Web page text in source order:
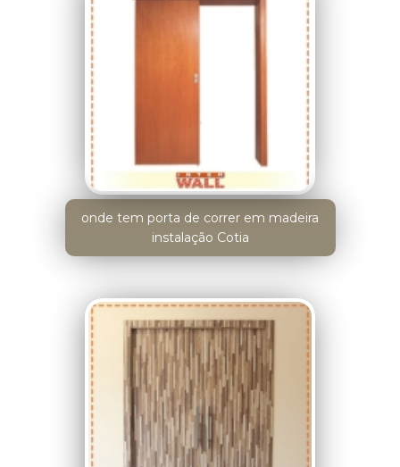
onde tem porta de correr em madeira
instalação Cotia